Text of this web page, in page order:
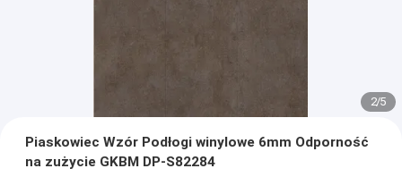
2/5
Piaskowiec Wzór Podłogi winylowe 6mm Odporność
na zużycie GKBM DP-S82284